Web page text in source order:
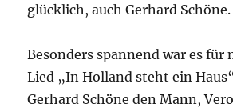
glücklich, auch Gerhard Schöne.
Besonders spannend war es für
Lied „In Holland steht ein
Gerhard Schöne den Mann,